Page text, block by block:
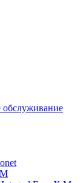
обслуживание